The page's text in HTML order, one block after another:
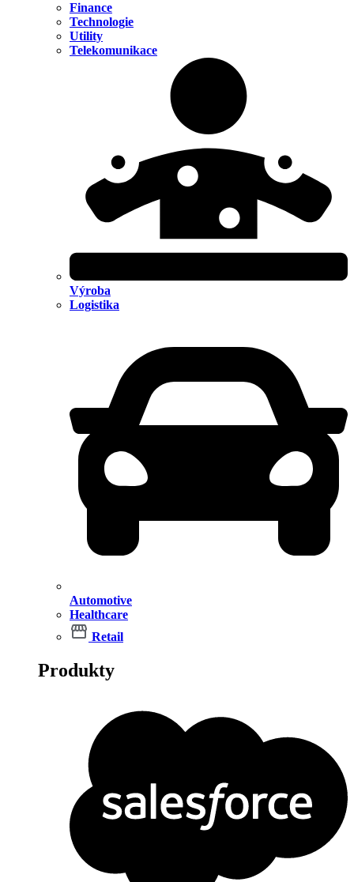
Finance
Technologie
Utility
Telekomunikace
Výroba
Logistika
Automotive
Healthcare
Retail
Produkty